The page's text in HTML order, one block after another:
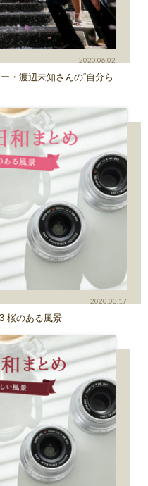
2020.06.02
・渡辺未知さんの“自分ら
2020.03.17
桜のある風景